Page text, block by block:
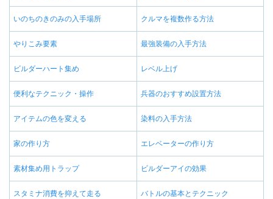
いのちのきのみの入手場所 クルマを複数作る方法
やりこみ要素 最強装備の入手方法
ビルダーハート集め レベル上げ
便利なテクニック・操作 兵器のおすすめ設置方法
アイテムの色を変える 染料の入手方法
家の作り方 エレベーターの作り方
素材集め用トラップ ビルダーアイの効果
スタミナ消費を抑えて走る バトルの基本とテクニック